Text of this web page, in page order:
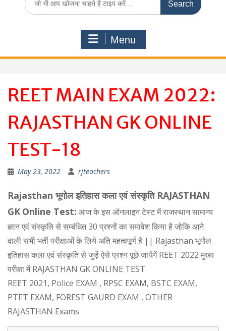
for:
Menu
REET MAIN EXAM 2022:
RAJASTHAN GK ONLINE
TEST-18
May 23, 2022 rjteachers
Rajasthan भूगोल इतिहास कला एवं संस्कृति RAJASTHAN
GK Online Test: आज के इस ऑनलाइन टेस्ट में राजस्थान सामान्य
ज्ञान एवं संस्कृति से सम्बंधित 30 प्रश्नों का समावेश किया है जोकि आने
वाली सभी भर्ती परीक्षाओं के लिये अति महत्वपूर्ण है || Rajasthan भूगोल
इतिहास कला एवं संस्कृति से जुड़ें ऐसे प्रश्न पूछे जायेगें REET 2022 मुख्य
परीक्षा में RAJASTHAN GK ONLINE TEST
REET 2021, Police EXAM , RPSC EXAM, BSTC EXAM,
PTET EXAM, FOREST GAURD EXAM , OTHER
RAJASTHAN Exams